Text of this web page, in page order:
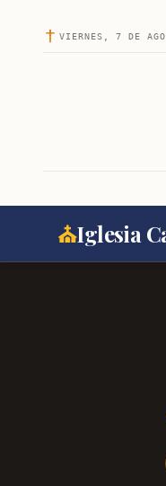
VIERNES, 7 DE
⛪Iglesia